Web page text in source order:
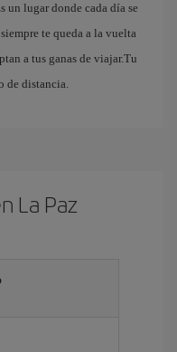
un lugar donde cada día se
te queda a la vuelta
a tus ganas de viajar.Tu
de distancia.
La Paz